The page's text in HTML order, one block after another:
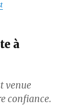
à
venue
confiance.